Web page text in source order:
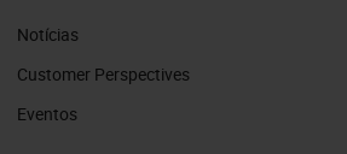
Notícias
Customer Perspectives​
Eventos